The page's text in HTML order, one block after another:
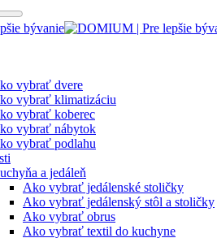
vybrať dvere
vybrať klimatizáciu
vybrať koberec
vybrať nábytok
vybrať podlahu
a jedáleň
Ako vybrať jedálenské stoličky
Ako vybrať jedálenský stôl a stoličky
Ako vybrať obrus
Ako vybrať textil do kuchyne